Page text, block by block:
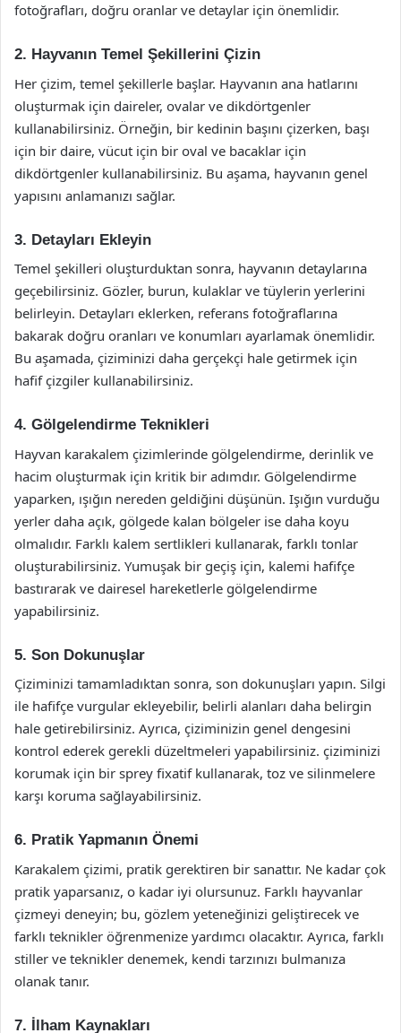
fotoğrafları, doğru oranlar ve detaylar için önemlidir.
2. Hayvanın Temel Şekillerini Çizin
Her çizim, temel şekillerle başlar. Hayvanın ana hatlarını
oluşturmak için daireler, ovalar ve dikdörtgenler
kullanabilirsiniz. Örneğin, bir kedinin başını çizerken, başı
için bir daire, vücut için bir oval ve bacaklar için
dikdörtgenler kullanabilirsiniz. Bu aşama, hayvanın genel
yapısını anlamanızı sağlar.
3. Detayları Ekleyin
Temel şekilleri oluşturduktan sonra, hayvanın detaylarına
geçebilirsiniz. Gözler, burun, kulaklar ve tüylerin yerlerini
belirleyin. Detayları eklerken, referans fotoğraflarına
bakarak doğru oranları ve konumları ayarlamak önemlidir.
Bu aşamada, çiziminizi daha gerçekçi hale getirmek için
hafif çizgiler kullanabilirsiniz.
4. Gölgelendirme Teknikleri
Hayvan karakalem çizimlerinde gölgelendirme, derinlik ve
hacim oluşturmak için kritik bir adımdır. Gölgelendirme
yaparken, ışığın nereden geldiğini düşünün. Işığın vurduğu
yerler daha açık, gölgede kalan bölgeler ise daha koyu
olmalıdır. Farklı kalem sertlikleri kullanarak, farklı tonlar
oluşturabilirsiniz. Yumuşak bir geçiş için, kalemi hafifçe
bastırarak ve dairesel hareketlerle gölgelendirme
yapabilirsiniz.
5. Son Dokunuşlar
Çiziminizi tamamladıktan sonra, son dokunuşları yapın. Silgi
ile hafifçe vurgular ekleyebilir, belirli alanları daha belirgin
hale getirebilirsiniz. Ayrıca, çiziminizin genel dengesini
kontrol ederek gerekli düzeltmeleri yapabilirsiniz. çiziminizi
korumak için bir sprey fixatif kullanarak, toz ve silinmelere
karşı koruma sağlayabilirsiniz.
6. Pratik Yapmanın Önemi
Karakalem çizimi, pratik gerektiren bir sanattır. Ne kadar çok
pratik yaparsanız, o kadar iyi olursunuz. Farklı hayvanlar
çizmeyi deneyin; bu, gözlem yeteneğinizi geliştirecek ve
farklı teknikler öğrenmenize yardımcı olacaktır. Ayrıca, farklı
stiller ve teknikler denemek, kendi tarzınızı bulmanıza
olanak tanır.
7. İlham Kaynakları